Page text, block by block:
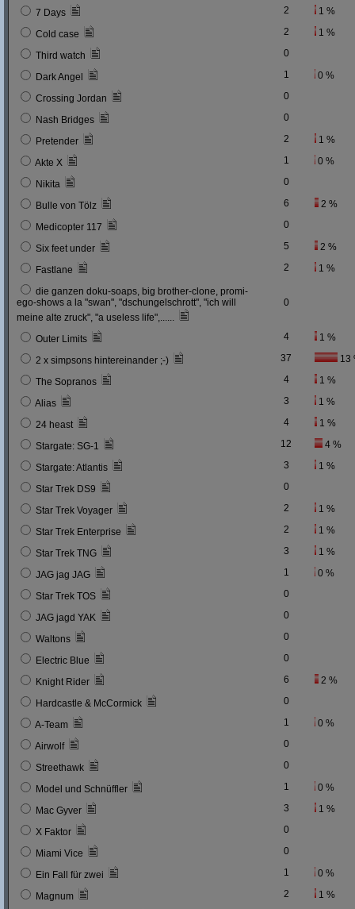
7 Days 2 1 %
Cold case 2 1 %
Third watch 0
Dark Angel 1 0 %
Crossing Jordan 0
Nash Bridges 0
Pretender 2 1 %
Akte X 1 0 %
Nikita 0
Bulle von Tölz 6 2 %
Medicopter 117 0
Six feet under 5 2 %
Fastlane 2 1 %
die ganzen doku-soaps, big brother-clone, promi-
ego-shows a la "swan", "dschungelschrott", "ich will
meine alte zruck", "a useless life",......
0
Outer Limits 4 1 %
2 x simpsons hintereinander ;-) 37 13
The Sopranos 4 1 %
Alias 3 1 %
24 heast 4 1 %
Stargate: SG-1 12 4 %
Stargate: Atlantis 3 1 %
Star Trek DS9 0
Star Trek Voyager 2 1 %
Star Trek Enterprise 2 1 %
Star Trek TNG 3 1 %
JAG jag JAG 1 0 %
Star Trek TOS 0
JAG jagd YAK 0
Waltons 0
Electric Blue 0
Knight Rider 6 2 %
Hardcastle & McCormick 0
A-Team 1 0 %
Airwolf 0
Streethawk 0
Model und Schnüffler 1 0 %
Mac Gyver 3 1 %
X Faktor 0
Miami Vice 0
Ein Fall für zwei 1 0 %
Magnum 2 1 %